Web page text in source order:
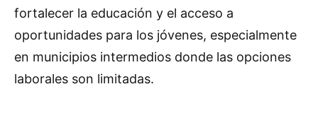
fortalecer la educación y el acceso a
oportunidades para los jóvenes, especialmente
en municipios intermedios donde las opciones
laborales son limitadas.